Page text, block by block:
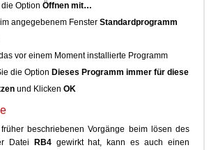
Option Öffnen mit…
angegebenem Fenster Standardprogramm
vor einem Moment installierte Programm
die Option Dieses Programm immer für diese
und Klicken OK
beschriebenen Vorgänge beim lösen des
Datei
RB4gewirkt hat, kann es auch einen